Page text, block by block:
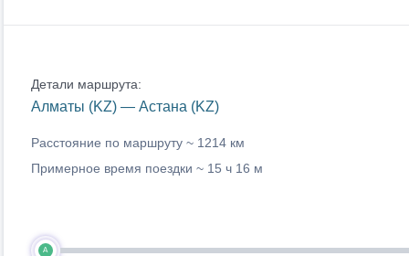
Детали маршрута:
Алматы (KZ) — Астана (KZ)
Расстояние по маршруту ~ 1214 км
Примерное время поездки ~ 15 ч 16 м
A